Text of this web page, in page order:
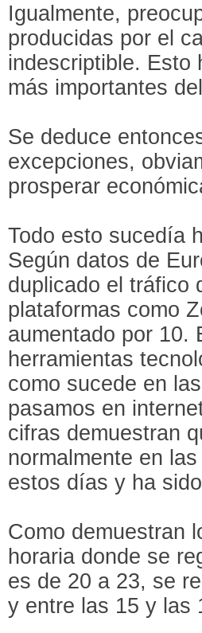
Igualmente,
producidas por el
indescriptible. Esto
más importantes
Se deduce
excepciones,
prosperar
Todo esto sucedía
Según datos de
duplicado el tráfico
plataformas como
aumentado por 10.
herramientas
como sucede en
pasamos en
cifras demuestran
normalmente en
estos días y ha
Como demuestran
horaria donde se
es de 20 a 23, se
y entre las 15 y las